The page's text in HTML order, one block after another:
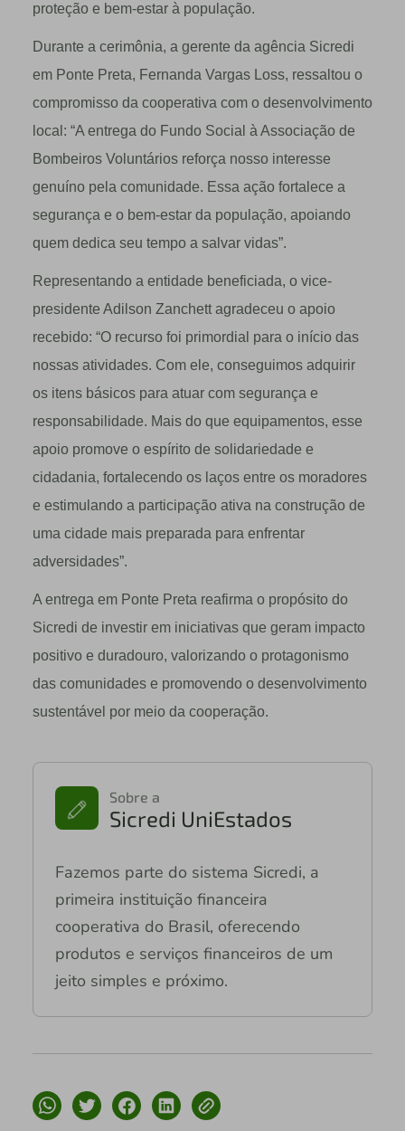
proteção e bem-estar à população.
Durante a cerimônia, a gerente da agência Sicredi
em Ponte Preta, Fernanda Vargas Loss, ressaltou o
compromisso da cooperativa com o desenvolvimento
local: “A entrega do Fundo Social à Associação de
Bombeiros Voluntários reforça nosso interesse
genuíno pela comunidade. Essa ação fortalece a
segurança e o bem-estar da população, apoiando
quem dedica seu tempo a salvar vidas”.
Representando a entidade beneficiada, o vice-
presidente Adilson Zanchett agradeceu o apoio
recebido: “O recurso foi primordial para o início das
nossas atividades. Com ele, conseguimos adquirir
os itens básicos para atuar com segurança e
responsabilidade. Mais do que equipamentos, esse
apoio promove o espírito de solidariedade e
cidadania, fortalecendo os laços entre os moradores
e estimulando a participação ativa na construção de
uma cidade mais preparada para enfrentar
adversidades”.
A entrega em Ponte Preta reafirma o propósito do
Sicredi de investir em iniciativas que geram impacto
positivo e duradouro, valorizando o protagonismo
das comunidades e promovendo o desenvolvimento
sustentável por meio da cooperação.
Sobre a
Sicredi UniEstados
Fazemos parte do sistema Sicredi, a
primeira instituição financeira
cooperativa do Brasil, oferecendo
produtos e serviços financeiros de um
jeito simples e próximo.